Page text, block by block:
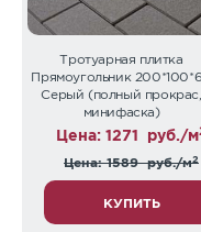
Тротуарная плитка
Прямоугольник
Серый (полный прокрас,
минифаска)
Цена: 1271 руб./м
Цена: 1589руб./м2
КУПИТЬ